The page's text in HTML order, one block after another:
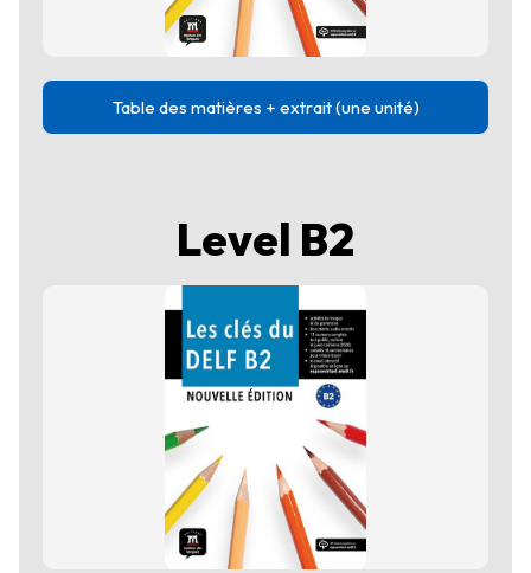
Table des matières + extrait (une unité)
Level B2